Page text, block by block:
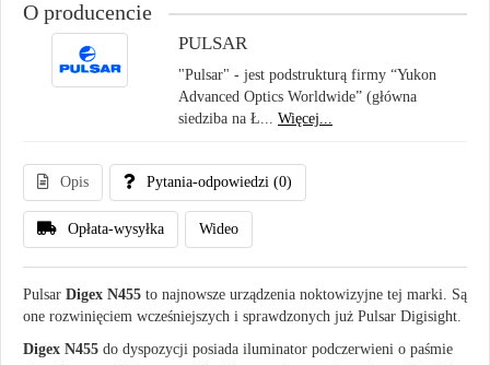
O producencie
PULSAR
"Pulsar" - jest podstrukturą firmy “Yukon
Advanced Optics Worldwide” (główna
siedziba na Ł... Więcej...
Opis Pytania-odpowiedzi (0)
Opłata-wysyłka Wideo
Pulsar Digex N455 to najnowsze urządzenia noktowizyjne tej marki. Są
one rozwinięciem wcześniejszych i sprawdzonych już Pulsar Digisight.
Digex N455 do dyspozycji posiada iluminator podczerwieni o paśmie